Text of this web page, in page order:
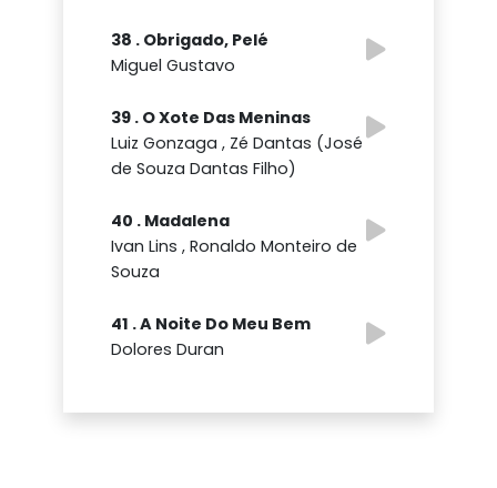
38 . Obrigado, Pelé
Miguel Gustavo
39 . O Xote Das Meninas
Luiz Gonzaga , Zé Dantas (José
de Souza Dantas Filho)
40 . Madalena
Ivan Lins , Ronaldo Monteiro de
Souza
41 . A Noite Do Meu Bem
Dolores Duran